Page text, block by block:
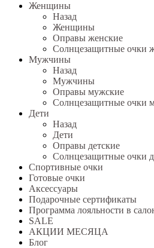
Женщины
Назад
Женщины
Оправы женские
Солнцезащитные очки
Мужчины
Назад
Мужчины
Оправы мужские
Солнцезащитные очки
Дети
Назад
Дети
Оправы детские
Солнцезащитные очки
Спортивные очки
Готовые очки
Аксессуары
Подарочные сертификаты
Программа лояльности в
SALE
АКЦИИ МЕСЯЦА
Блог